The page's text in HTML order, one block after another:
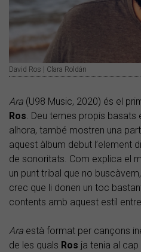
David Ros | Clara Roldán
Ara (U98 Music, 2020) és el
Ros. Deu temes propis basats
alhora, també mostren una
aquest àlbum debut l’element
de sonoritats. Com explica el
un punt tribal que no
crec que li donen un toc
contents amb aquest estil
Ara està format per cançons
de les quals Ros ja tenia al